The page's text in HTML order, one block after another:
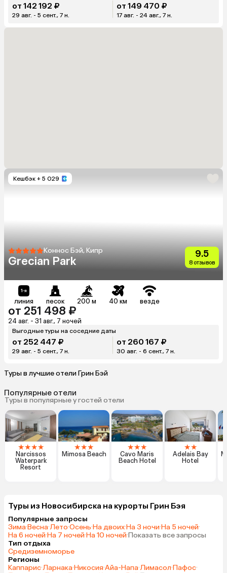
от 142 192 ₽
29 авг. - 5 сент., 7 н.
от 149 470 ₽
17 авг. - 24 авг., 7 н.
Кешбэк + 5 029
Коннос Бэй, Кипр
Grecian Park
9.5
8 отзывов
линия песок 200 м 40 км везде
от 251 498 ₽
24 авг. - 31 авг., 7 ночей
Выгодные туры на соседние даты
от 252 447 ₽
29 авг. - 5 сент., 7 н.
от 260 167 ₽
30 авг. - 6 сент., 7 н.
Туры в лучшие отели Грин Бэй
Популярные отели
Туры в популярные у гостей отели
★★★★
Narcissos
Waterpark
Resort
★★★
Mimosa Beach
★★★
Cavo Maris
Beach Hotel
★★
Adelais Bay
Hotel
Туры из Новосибирска на курорты Грин Бэя
Популярные запросы
Зима·Весна·Лето·Осень·На двоих·На 3 ночи·На 5 ночей·
На 6 ночей·На 7 ночей·На 10 ночей·Показать все запросы
Тип отдыха
Средиземноморье
Регионы
Каппарис·Ларнака·Никосия·Айа-Напа·Лимасол·Пафос·